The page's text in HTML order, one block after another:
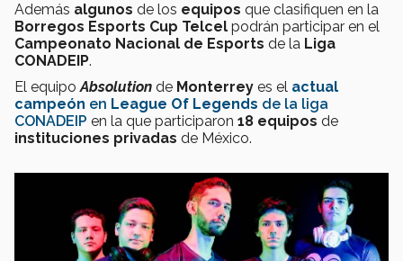
Además algunos de los equipos que clasifiquen en la
Borregos Esports Cup Telcel podrán participar en el
Campeonato Nacional de Esports de la Liga
CONADEIP.
El equipoAbsolution de Monterrey es el actual
campeón en League Of Legends de la liga
CONADEIP en la que participaron 18 equipos de
instituciones privadas de México.